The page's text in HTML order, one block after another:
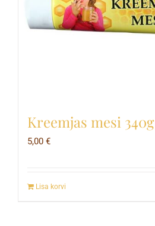
Kreemjas mesi 340g
5,00 €
Lisa korvi